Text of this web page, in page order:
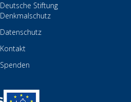
Deutsche Stiftung
Denkmalschutz
Datenschutz
Kontakt
Spenden